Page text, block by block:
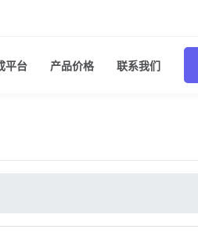
平台 产品价格 联系我们